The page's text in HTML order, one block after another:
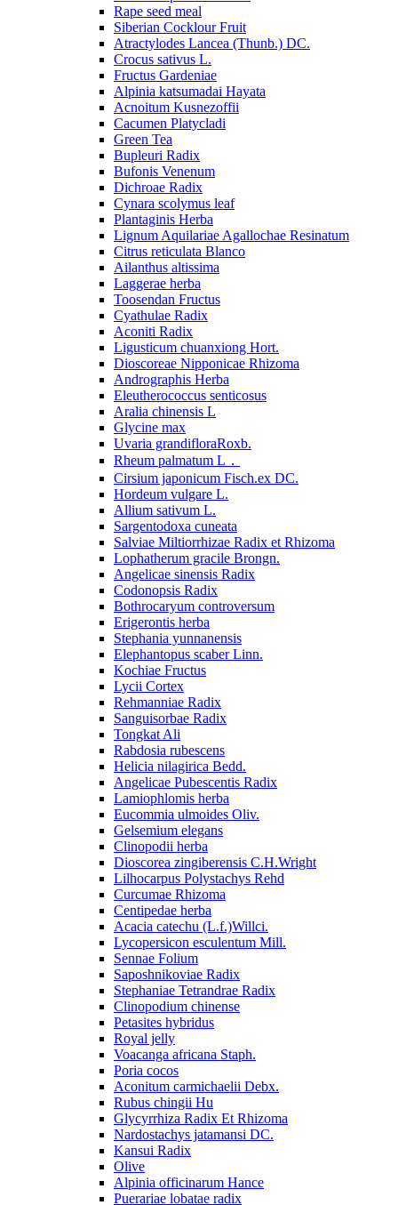
Rape seed meal
Siberian Cocklour Fruit
Atractylodes Lancea (Thunb.) DC.
Crocus sativus L.
Fructus Gardeniae
Alpinia katsumadai Hayata
Acnoitum Kusnezoffii
Cacumen Platycladi
Green Tea
Bupleuri Radix
Bufonis Venenum
Dichroae Radix
Cynara scolymus leaf
Plantaginis Herba
Lignum Aquilariae Agallochae Resinatum
Citrus reticulata Blanco
Ailanthus altissima
Laggerae herba
Toosendan Fructus
Cyathulae Radix
Aconiti Radix
Ligusticum chuanxiong Hort.
Dioscoreae Nipponicae Rhizoma
Andrographis Herba
Eleutherococcus senticosus
Aralia chinensis L
Glycine max
Uvaria grandifloraRoxb.
Rheum palmatum L．
Cirsium japonicum Fisch.ex DC.
Hordeum vulgare L.
Allium sativum L.
Sargentodoxa cuneata
Salviae Miltiorrhizae Radix et Rhizoma
Lophatherum gracile Brongn.
Angelicae sinensis Radix
Codonopsis Radix
Bothrocaryum controversum
Erigerontis herba
Stephania yunnanensis
Elephantopus scaber Linn.
Kochiae Fructus
Lycii Cortex
Rehmanniae Radix
Sanguisorbae Radix
Tongkat Ali
Rabdosia rubescens
Helicia nilagirica Bedd.
Angelicae Pubescentis Radix
Lamiophlomis herba
Eucommia ulmoides Oliv.
Gelsemium elegans
Clinopodii herba
Dioscorea zingiberensis C.H.Wright
Lilhocarpus Polystachys Rehd
Curcumae Rhizoma
Centipedae herba
Acacia catechu (L.f.)Willci.
Lycopersicon esculentum Mill.
Sennae Folium
Saposhnikoviae Radix
Stephaniae Tetrandrae Radix
Clinopodium chinense
Petasites hybridus
Royal jelly
Voacanga africana Staph.
Poria cocos
Aconitum carmichaelii Debx.
Rubus chingii Hu
Glycyrrhiza Radix Et Rhizoma
Nardostachys jatamansi DC.
Kansui Radix
Olive
Alpinia officinarum Hance
Puerariae lobatae radix